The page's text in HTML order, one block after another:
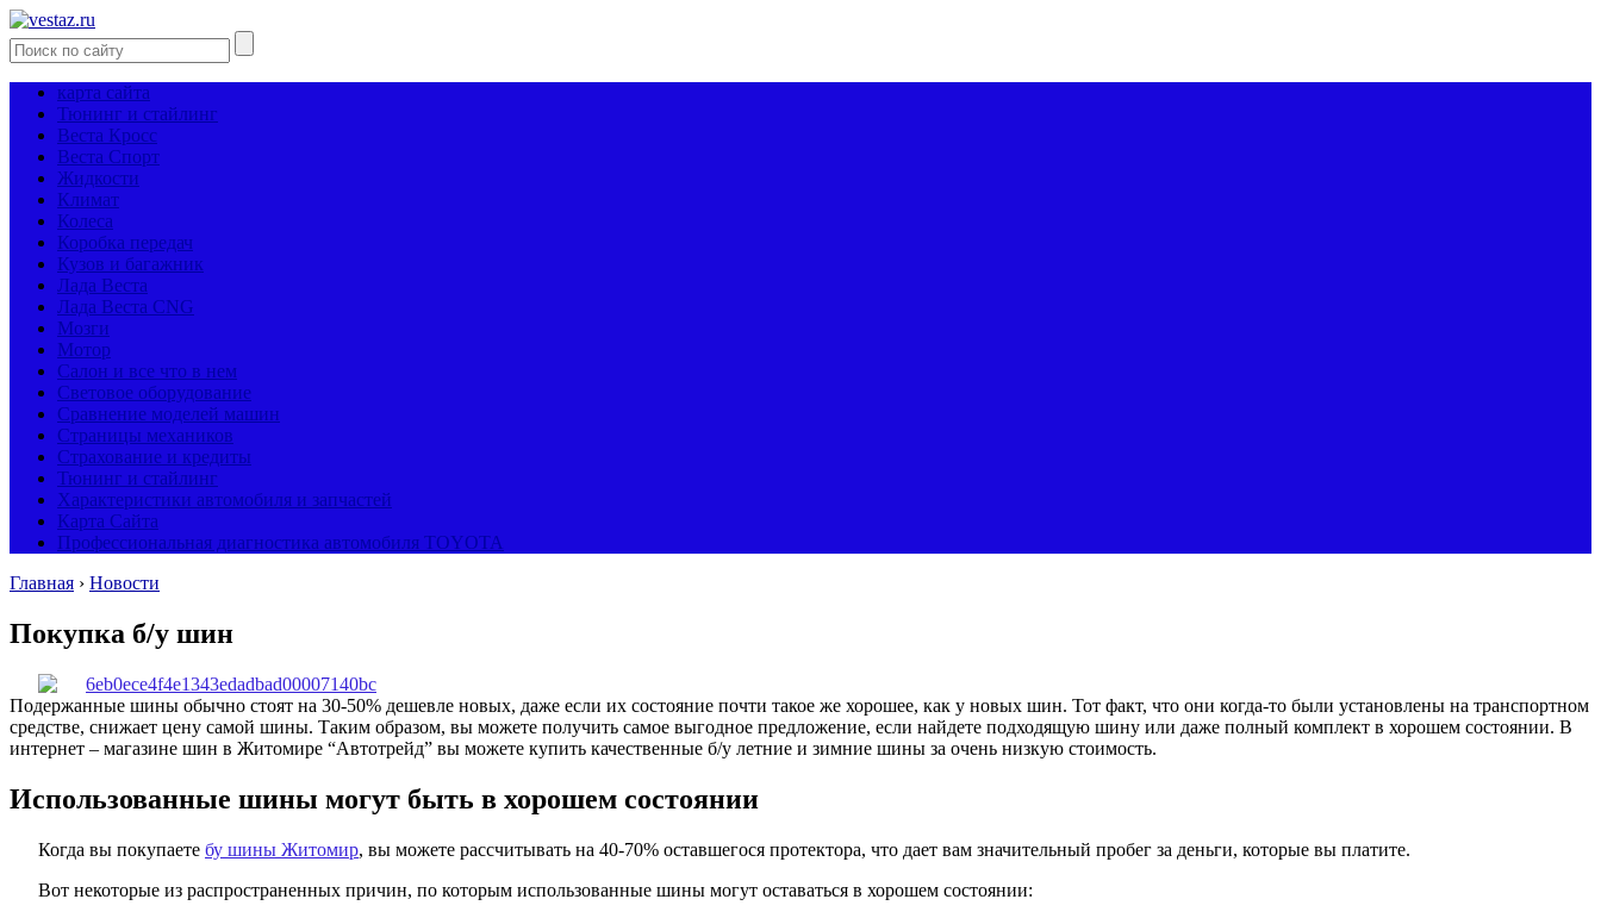
карта сайта
Тюнинг и стайлинг
Веста Кросс
Веста Спорт
Жидкости
Климат
Колеса
Коробка передач
Кузов и багажник
Лада Веста
Лада Веста CNG
Мозги
Мотор
Салон и все что в нем
Световое оборудование
Сравнение моделей машин
Страницы механиков
Страхование и кредиты
Тюнинг и стайлинг
Характеристики автомобиля и запчастей
Карта Сайта
Профессиональная диагностика автомобиля TOYOTA
Главная › Новости
Покупка б/у шин
Подержанные шины обычно стоят на 30-50% дешевле новых, даже если их состояние почти такое же хорошее, как у новых шин. Тот факт, что они когда-то были установлены на транспортном
средстве, снижает цену самой шины. Таким образом, вы можете получить самое выгодное предложение, если найдете подходящую шину или даже полный комплект в хорошем состоянии. В
интернет – магазине шин в Житомире “Автотрейд” вы можете купить качественные б/у летние и зимние шины за очень низкую стоимость.
Использованные шины могут быть в хорошем состоянии
Когда вы покупаете бу шины Житомир, вы можете рассчитывать на 40-70% оставшегося протектора, что дает вам значительный пробег за деньги, которые вы платите.
Вот некоторые из распространенных причин, по которым использованные шины могут оставаться в хорошем состоянии: